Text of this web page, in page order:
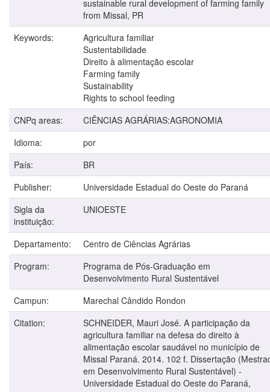
sustainable rural development of farming family
from Missal, PR
Keywords:
Agricultura familiar
Sustentabilidade
Direito à alimentação escolar
Farming family
Sustainability
Rights to school feeding
CNPq areas:
CIÊNCIAS AGRÁRIAS:AGRONOMIA
Idioma:
por
País:
BR
Publisher:
Universidade Estadual do Oeste do Paraná
Sigla da
instituição:
UNIOESTE
Departamento:
Centro de Ciências Agrárias
Program:
Programa de Pós-Graduação em
Desenvolvimento Rural Sustentável
Campun:
Marechal Cândido Rondon
Citation:
SCHNEIDER, Mauri José. A participação da
agricultura familiar na defesa do direito à
alimentação escolar saudável no município de
Missal Paraná. 2014. 102 f. Dissertação
em Desenvolvimento Rural Sustentável) -
Universidade Estadual do Oeste do Paraná,